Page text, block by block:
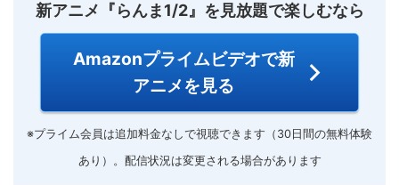
新アニメ『らんま1/2』を見放題で楽しむなら
Amazonプライムビデオで新
アニメを見る
※プライム会員は追加料金なしで視聴できます（30日間の無料体験
あり）。配信状況は変更される場合があります